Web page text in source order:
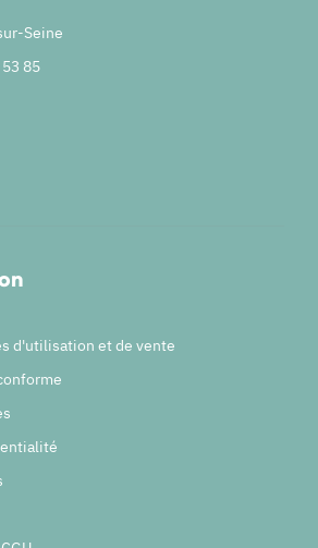
Seine
85
d'utilisation et de vente